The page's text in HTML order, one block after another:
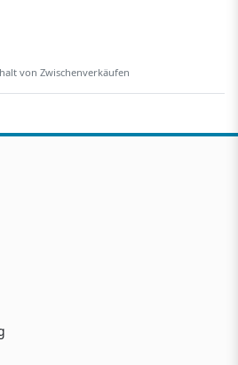
von Zwischenverkäufen